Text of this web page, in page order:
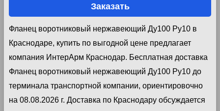
Заказать
Фланец воротниковый нержавеющий Ду100 Ру10 в
Краснодаре, купить по выгодной цене предлагает
компания ИнтерАрм Краснодар. Бесплатная доставка
Фланец воротниковый нержавеющий Ду100 Ру10 до
терминала транспортной компании, ориентировочно
на 08.08.2026 г. Доставка по Краснодару обсуждается